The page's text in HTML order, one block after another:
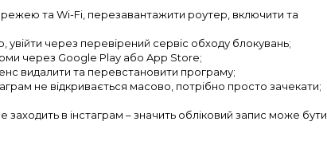
та Wi-Fi, перезавантажити роутер, включити та
увійти через перевірений сервіс обходу блокувань;
через Google Play або App Store;
видалити та перевстановити програму;
не відкривається масово, потрібно просто зачекати;
заходить в інстаграм – значить обліковий запис може бути